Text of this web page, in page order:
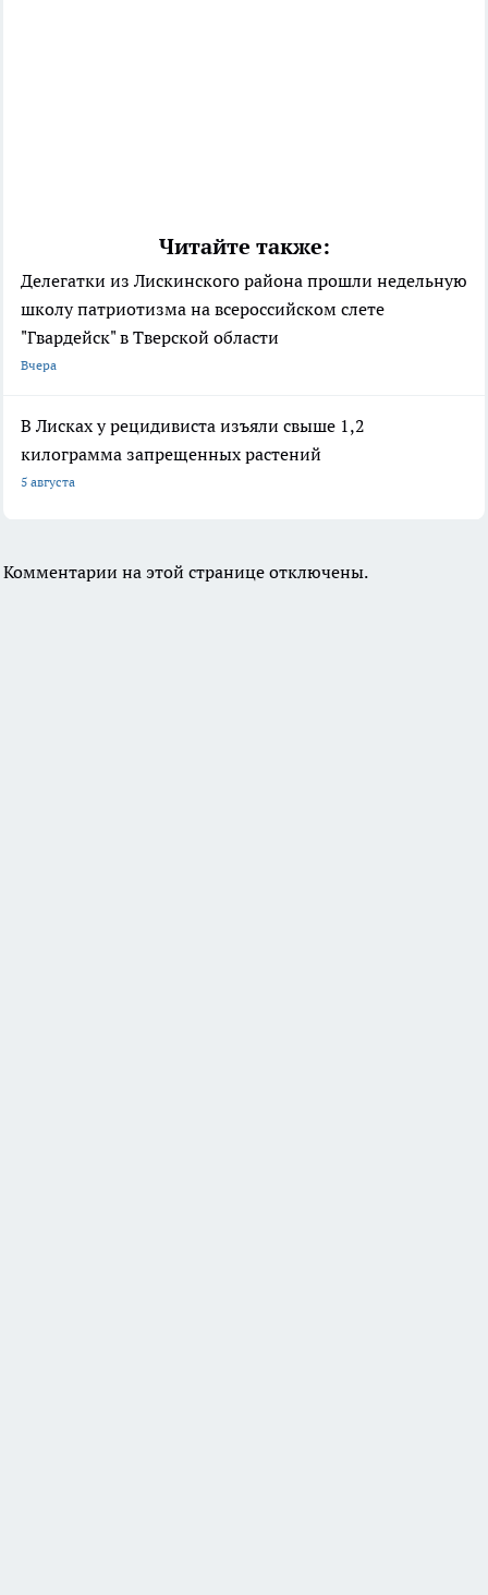
Читайте также:
Делегатки из Лискинского района прошли недельную
школу патриотизма на всероссийском слете
"Гвардейск" в Тверской области
Вчера
В Лисках у рецидивиста изъяли свыше 1,2
килограмма запрещенных растений
5 августа
Комментарии на этой странице отключены.